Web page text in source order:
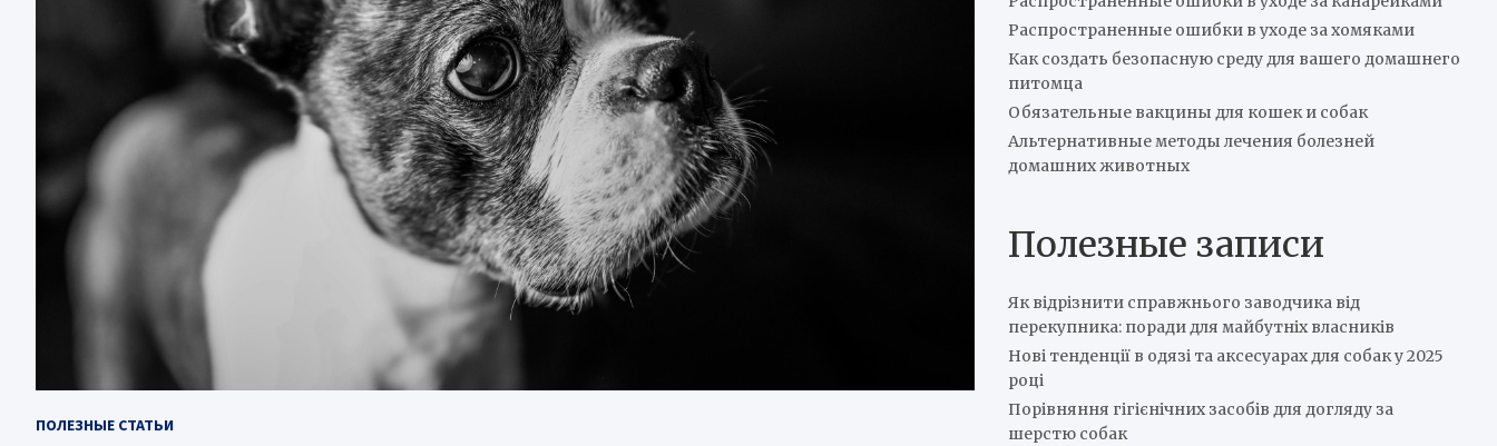
ПОЛЕЗНЫЕ СТАТЬИ
Распространенные ошибки в уходе за хомяками
Как создать безопасную среду для вашего домашнего
питомца
Обязательные вакцины для кошек и собак
Альтернативные методы лечения болезней
домашних животных
Полезные записи
Як відрізнити справжнього заводчика від
перекупника: поради для майбутніх власників
Нові тенденції в одязі та аксесуарах для собак у 2025
році
Порівняння гігієнічних засобів для догляду за
шерстю собак